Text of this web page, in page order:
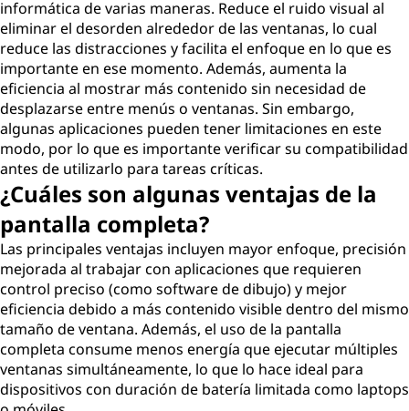
informática de varias maneras. Reduce el ruido visual al
eliminar el desorden alrededor de las ventanas, lo cual
reduce las distracciones y facilita el enfoque en lo que es
importante en ese momento. Además, aumenta la
eficiencia al mostrar más contenido sin necesidad de
desplazarse entre menús o ventanas. Sin embargo,
algunas aplicaciones pueden tener limitaciones en este
modo, por lo que es importante verificar su compatibilidad
antes de utilizarlo para tareas críticas.
¿Cuáles son algunas ventajas de la
pantalla completa?
Las principales ventajas incluyen mayor enfoque, precisión
mejorada al trabajar con aplicaciones que requieren
control preciso (como software de dibujo) y mejor
eficiencia debido a más contenido visible dentro del mismo
tamaño de ventana. Además, el uso de la pantalla
completa consume menos energía que ejecutar múltiples
ventanas simultáneamente, lo que lo hace ideal para
dispositivos con duración de batería limitada como laptops